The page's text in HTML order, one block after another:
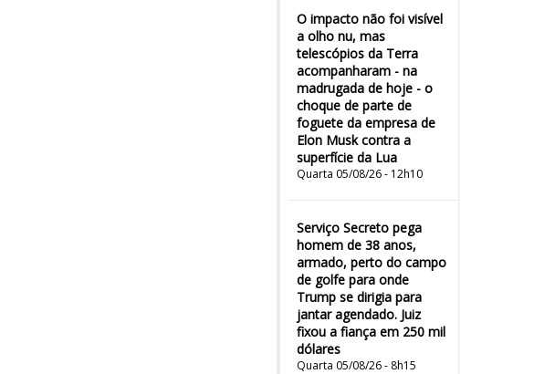
O impacto não foi visível
a olho nu, mas
telescópios da Terra
acompanharam - na
madrugada de hoje - o
choque de parte de
foguete da empresa de
Elon Musk contra a
superfície da Lua
Quarta 05/08/26 - 12h10
Serviço Secreto pega
homem de 38 anos,
armado, perto do campo
de golfe para onde
Trump se dirigia para
jantar agendado. Juiz
fixou a fiança em 250 mil
dólares
Quarta 05/08/26 - 8h15